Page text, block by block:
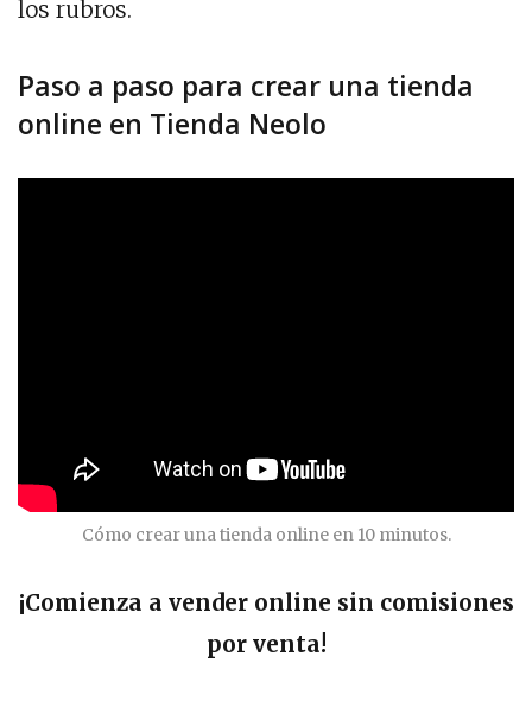
los rubros.
Paso a paso para crear una tienda
online en Tienda Neolo
Cómo crear una tienda online en 10 minutos.
¡Comienza a vender online sin comisiones
por venta!